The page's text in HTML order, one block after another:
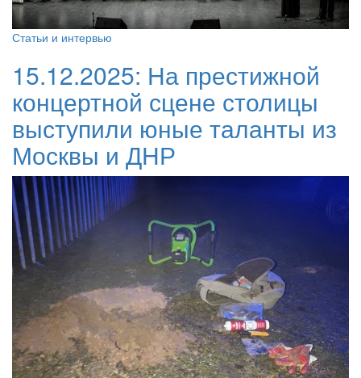
Статьи и интервью
15.12.2025: На престижной
концертной сцене столицы
выступили юные таланты из
Москвы и ДНР